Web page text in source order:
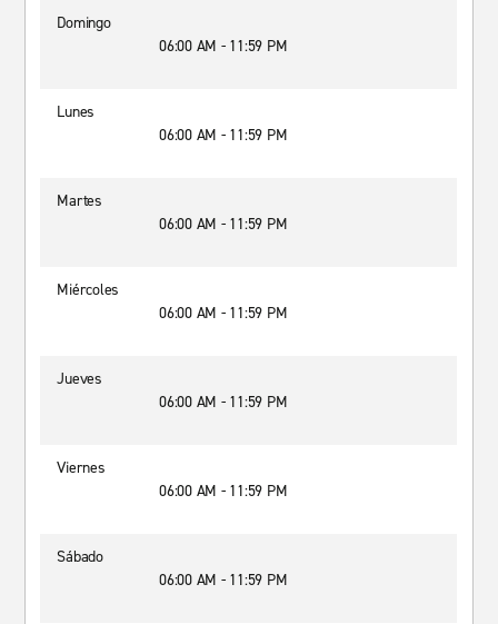
Domingo
06:00 AM - 11:59 PM
Lunes
06:00 AM - 11:59 PM
Martes
06:00 AM - 11:59 PM
Miércoles
06:00 AM - 11:59 PM
Jueves
06:00 AM - 11:59 PM
Viernes
06:00 AM - 11:59 PM
Sábado
06:00 AM - 11:59 PM